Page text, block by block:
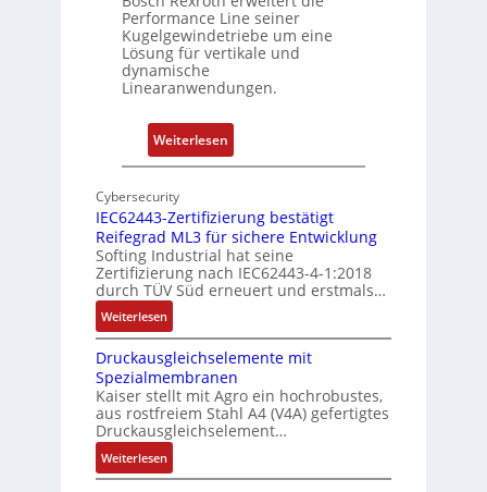
d
Z
u
t
a
n
d
ü
b
e
r
w
c
h
u
n
g
n
i
e
P
o
s
t
i
o
n
e
s
s
u
Performance Line seiner
Kugelgewindetriebe um eine
Lösung für vertikale und
dynamische
Linearanwendungen.
Weiterlesen:
N
e
r
M
u
t
e
r
t
y
s
Cybersecurity
IEC62443-Zertifizierung bestätigt
Reifegrad ML3 für sichere Entwicklung
Softing Industrial hat seine
Zertifizierung nach IEC62443-4-1:2018
durch TÜV Süd erneuert und erstmals…
Weiterlesen:
I
E
C
6
2
4
4
3
Druckausgleichselemente mit
Spezialmembranen
Kaiser stellt mit Agro ein hochrobustes,
aus rostfreiem Stahl A4 (V4A) gefertigtes
Druckausgleichselement…
Weiterlesen:
D